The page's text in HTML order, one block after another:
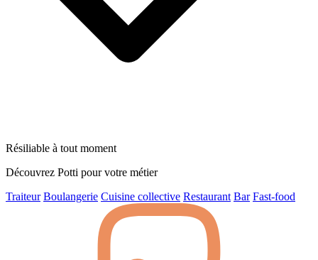
Résiliable à tout moment
Découvrez Potti pour votre métier
Traiteur Boulangerie Cuisine collective Restaurant Bar Fast-food